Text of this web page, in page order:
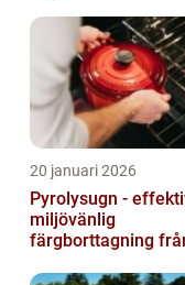
20 januari 2026
Pyrolysugn -
miljövänlig
färgborttagning